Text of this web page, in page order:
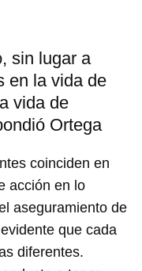
sin lugar a
en la vida de
vida de
Ortega
coinciden en
acción en lo
aseguramiento de
que cada
diferentes.